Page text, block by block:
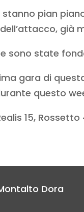
pian
già
sono state
gara di
questo
15,
Dora